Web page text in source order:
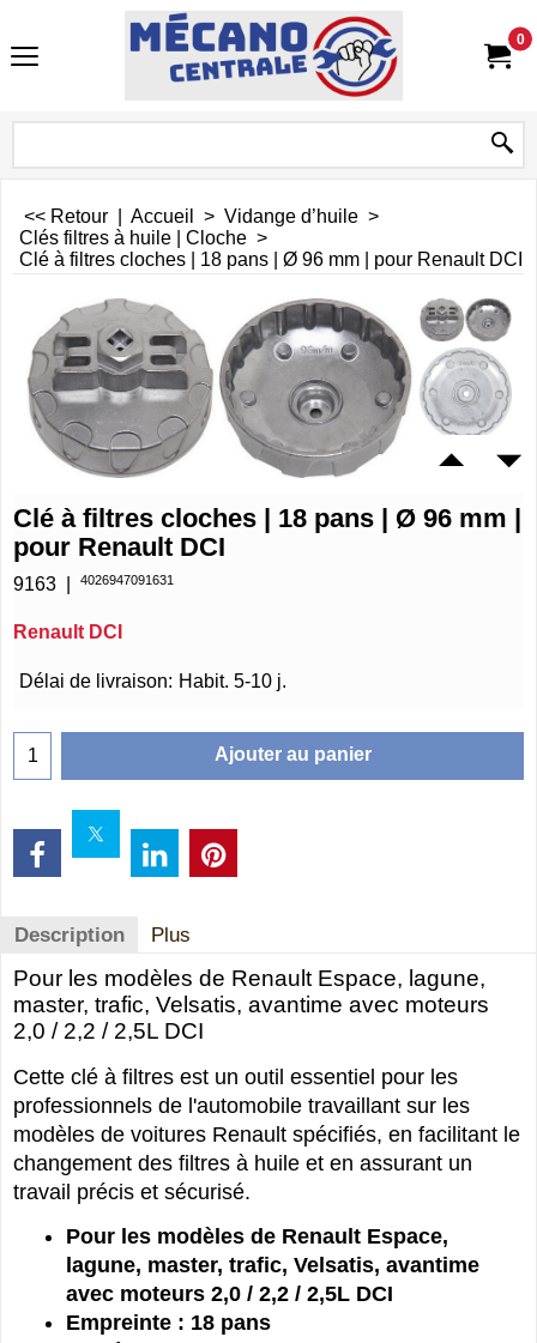
0
<< Retour Accueil > Vidange d’huile >
Clés filtres à huile | Cloche >
Clé à filtres cloches | 18 pans | Ø 96 mm | pour Renault DCI
Clé à filtres cloches | 18 pans | Ø 96 mm |
pour Renault DCI
9163 4026947091631
Renault DCI
€20.75
Description Plus
Pour les modèles de Renault Espace, lagune,
master, trafic, Velsatis, avantime avec moteurs
2,0 / 2,2 / 2,5L DCI
Cette clé à filtres est un outil essentiel pour les
professionnels de l'automobile travaillant sur les
modèles de voitures Renault spécifiés, en facilitant le
changement des filtres à huile et en assurant un
travail précis et sécurisé.
Pour les modèles de Renault Espace,
lagune, master, trafic, Velsatis, avantime
avec moteurs 2,0 / 2,2 / 2,5L DCI